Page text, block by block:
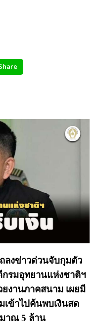
ลงข่าวด่วนจับกุมตัว
รมอุทยานแห่งชาติฯ
งานภาคสนาม เผยมี
เข้าไปค้นพบเงินสด
าณ 5 ล้าน